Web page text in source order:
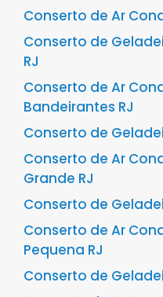
Conserto de Ar
Conserto de
RJ
Conserto de Ar
Bandeirantes RJ
Conserto de
Conserto de Ar
Grande RJ
Conserto de
Conserto de Ar
Pequena RJ
Conserto de